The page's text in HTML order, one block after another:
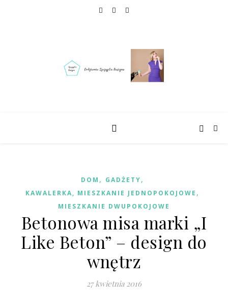
DOM , GADŻETY,
KAWALERKA, MIESZKANIE JEDNOPOKOJOWE ,
MIESZKANIE DWUPOKOJOWE
Betonowa misa marki „I
Like Beton” – design do
wnętrz
27 kwietnia 2016